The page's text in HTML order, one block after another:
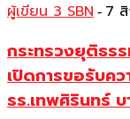
ผู้เขียน 3 SBN - 7
กระทรวงยุติธร
เปิดการขอรับค
รร.เทพศิรินทร์